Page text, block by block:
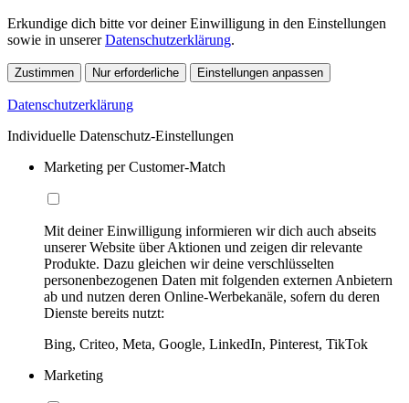
Erkundige dich bitte vor deiner Einwilligung in den Einstellungen
sowie in unsererDatenschutzerklärung.
Zustimmen Nur erforderliche Einstellungen anpassen
Datenschutzerklärung
Individuelle Datenschutz-Einstellungen
Marketing per Customer-Match
Mit deiner Einwilligung informieren wir dich auch abseits
unserer Website über Aktionen und zeigen dir relevante
Produkte. Dazu gleichen wir deine verschlüsselten
personenbezogenen Daten mit folgenden externen Anbietern
ab und nutzen deren Online-Werbekanäle, sofern du deren
Dienste bereits nutzt:
Bing, Criteo, Meta, Google, LinkedIn, Pinterest, TikTok
Marketing